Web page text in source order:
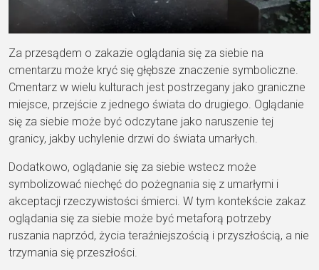
Za przesądem o zakazie oglądania się za siebie na
cmentarzu może kryć się głębsze znaczenie symboliczne.
Cmentarz w wielu kulturach jest postrzegany jako graniczne
miejsce, przejście z jednego świata do drugiego. Oglądanie
się za siebie może być odczytane jako naruszenie tej
granicy, jakby uchylenie drzwi do świata umarłych.
Dodatkowo, oglądanie się za siebie wstecz może
symbolizować niechęć do pożegnania się z umarłymi i
akceptacji rzeczywistości śmierci. W tym kontekście zakaz
oglądania się za siebie może być metaforą potrzeby
ruszania naprzód, życia teraźniejszością i przyszłością, a nie
trzymania się przeszłości.